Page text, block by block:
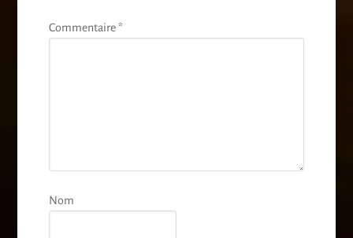
Commentaire*
Nom